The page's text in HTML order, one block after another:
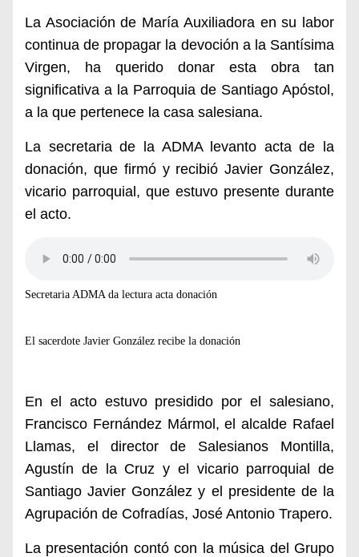
La Asociación de María Auxiliadora en su labor
continua de propagar la devoción a la Santísima
Virgen, ha querido donar esta obra tan
significativa a la Parroquia de Santiago Apóstol,
a la que pertenece la casa salesiana.
La secretaria de la ADMA levanto acta de la
donación, que firmó y recibió Javier González,
vicario parroquial, que estuvo presente durante
el acto.
Secretaria ADMA da lectura acta donación
El sacerdote Javier González recibe la donación
En el acto estuvo presidido por el salesiano,
Francisco Fernández Mármol, el alcalde Rafael
Llamas, el director de Salesianos Montilla,
Agustín de la Cruz y el vicario parroquial de
Santiago Javier González y el presidente de la
Agrupación de Cofradías, José Antonio Trapero.
La presentación contó con la música del Grupo